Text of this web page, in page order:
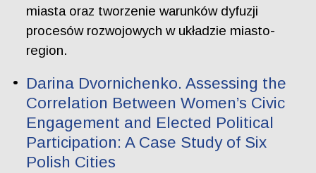
miasta oraz tworzenie warunków dyfuzji
procesów rozwojowych w układzie miasto-
region.
Darina Dvornichenko. Assessing the
Correlation Between Women’s Civic
Engagement and Elected Political
Participation: A Case Study of Six
Polish Cities